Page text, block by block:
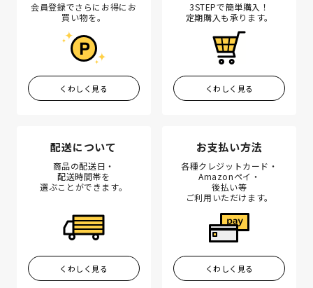
会員登録でさらにお得にお
買い物を。
くわしく見る
3STEPで簡単購入！
定期購入も承ります。
くわしく見る
配送について
商品の配送日・
配送時間帯を
選ぶことができます。
くわしく見る
お支払い方法
各種クレジットカード・
Amazonペイ・
後払い等
ご利用いただけます。
くわしく見る